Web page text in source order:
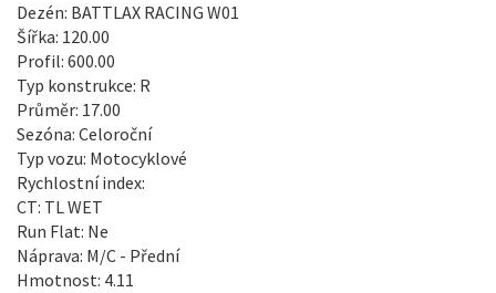
Dezén: BATTLAX RACING W01
Šířka: 120.00
Profil: 600.00
Typ konstrukce: R
Průměr: 17.00
Sezóna: Celoroční
Typ vozu: Motocyklové
Rychlostní index:
CT: TL WET
Run Flat: Ne
Náprava: M/C - Přední
Hmotnost: 4.11